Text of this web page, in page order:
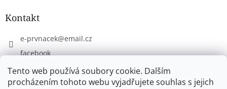
Tento web používá soubory cookie. Dalším
procházením tohoto webu vyjadřujete souhlas s jejich
Kontakt
e-prvnacek@email.cz
facebook
eprvnacek